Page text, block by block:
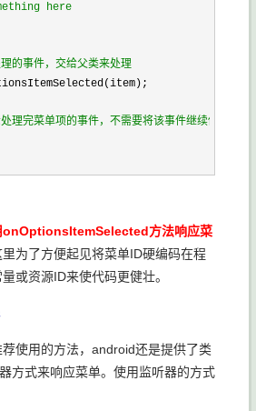
here
的事件，交给父类来处理
理完菜单项的事件，不需要将该事件继续传播下去
onOptionsItemSelected方法响应菜
为了方便起见将菜单ID硬编码在程
或资源ID来使代码更健壮。
使用的方法，android还是提供了类
方式来响应菜单。使用监听器的方式